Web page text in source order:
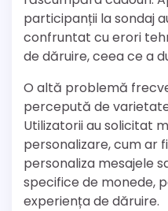
participanții la sondaj
confruntat cu erori
de dăruire, ceea ce a
O altă problemă
percepută de
Utilizatorii au solicitat
personalizare, cum ar
personaliza mesajele
specifice de monede,
experiența de dăruire.